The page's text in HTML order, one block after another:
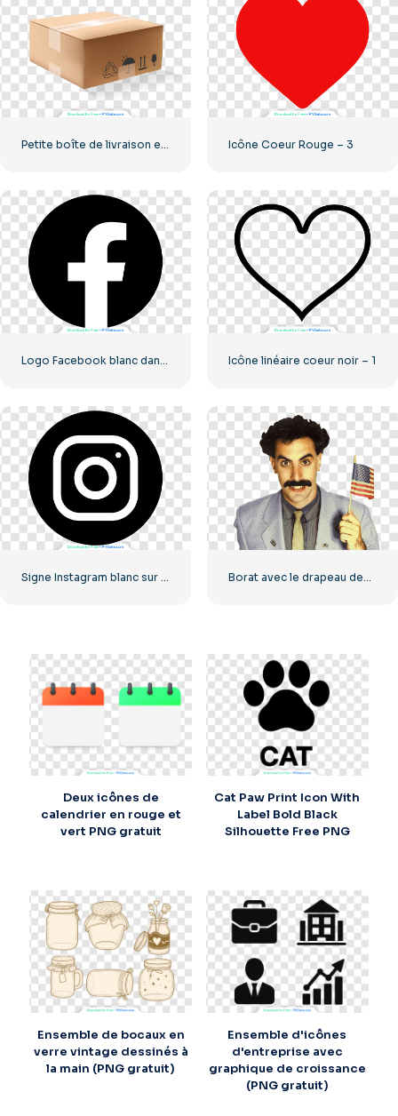
Petite boîte de livraison en carton Icône Coeur Rouge – 3
Logo Facebook blanc dans un cercle noir Icône linéaire coeur noir – 1
Deux icônes de
calendrier en rouge et
vert PNG gratuit
Cat Paw Print Icon With
Label Bold Black
Silhouette Free PNG
Ensemble de bocaux en
verre vintage dessinés à
la main (PNG gratuit)
Ensemble d'icônes
d'entreprise avec
graphique de croissance
(PNG gratuit)